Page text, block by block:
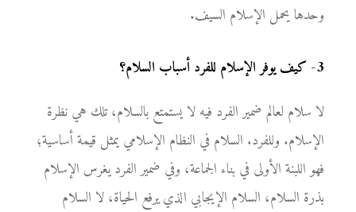
وحدها يحمل الإسلام السيف.
3
-كيف يوفر الإسلام للفرد أسباب السلام؟
لا سلام لعالم ضمير الفرد فيه لا يستمتع بالسلام، تلك هي نظرة
الإسلام. وللفرد. السلام في النظام الإسلامي يمثل قيمة أساسية؛
فهو اللبنة الأولى في بناء الجماعة، وفي ضمير الفرد يغرس الإسلام
بذرة السلام، السلام الإيجابي الذي يرفع الحياة، لا السلام